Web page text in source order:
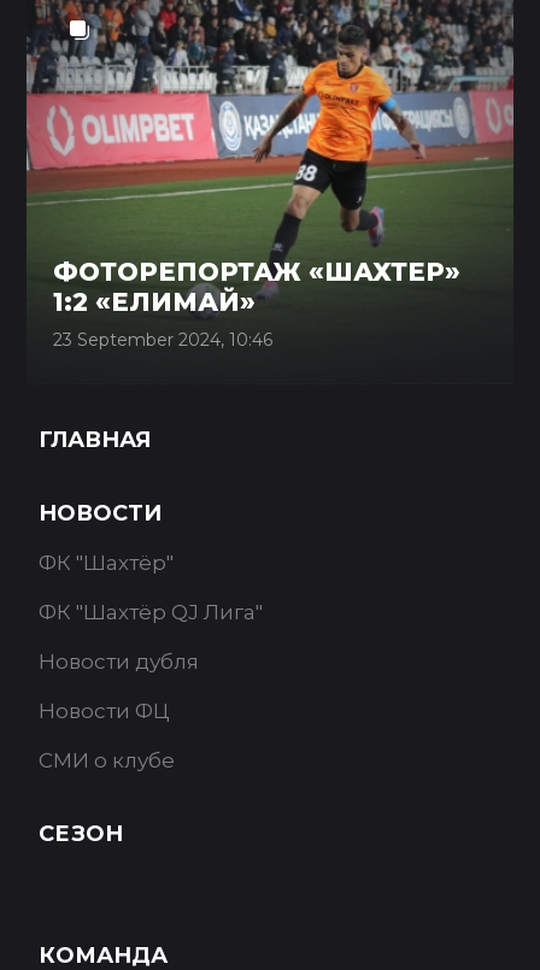
ФОТОРЕПОРТАЖ «ШАХТЕР»
1:2 «ЕЛИМАЙ»
23 September 2024, 10:46
ГЛАВНАЯ
НОВОСТИ
ФК "Шахтёр"
ФК "Шахтёр QJ Лига"
Новости дубля
Новости ФЦ
СМИ о клубе
СЕЗОН
КОМАНДА